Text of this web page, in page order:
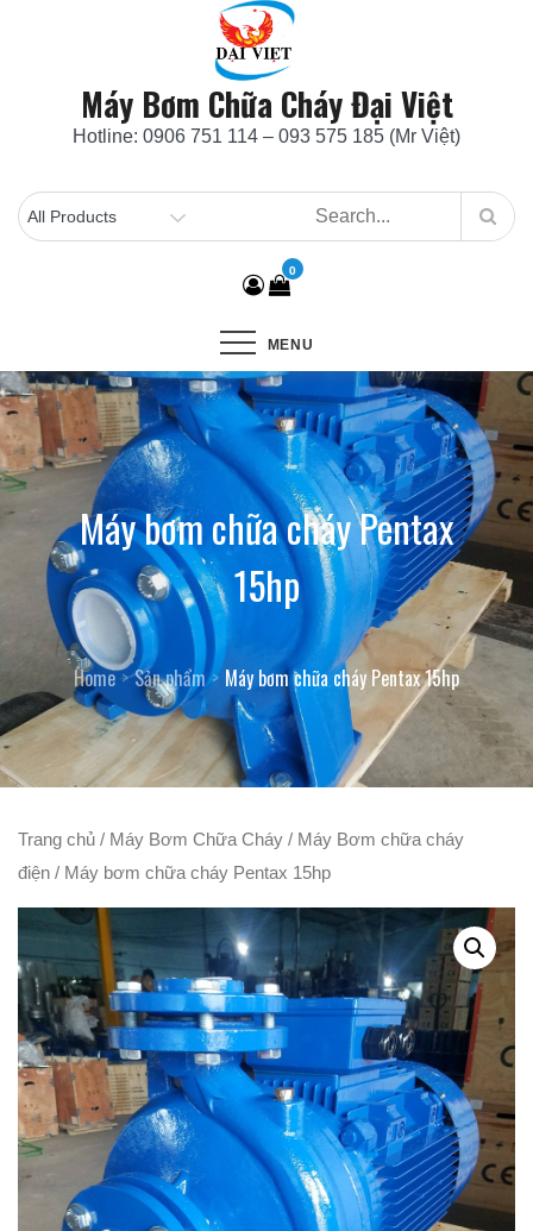
Máy Bơm Chữa Cháy Đại Việt
Hotline: 0906 751 114 – 093 575 185 (Mr Việt)
0
MENU
Máy bơm chữa cháy Pentax
15hp
Home Sản phẩm Máy bơm chữa cháy Pentax 15hp
Trang chủ / Máy Bơm Chữa Cháy / Máy Bơm chữa cháy
điện / Máy bơm chữa cháy Pentax 15hp